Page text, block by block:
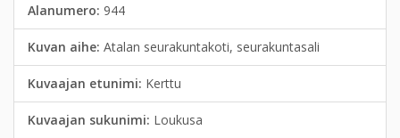
Alanumero: 944
Kuvan aihe: Atalan seurakuntakoti, seurakuntasali
Kuvaajan etunimi: Kerttu
Kuvaajan sukunimi: Loukusa